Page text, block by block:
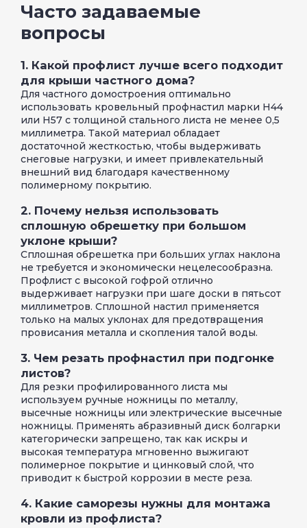
Часто задаваемые
вопросы
1. Какой профлист лучше всего подходит
для крыши частного дома?
Для частного домостроения оптимально
использовать кровельный профнастил марки Н44
или Н57 с толщиной стального листа не менее 0,5
миллиметра. Такой материал обладает
достаточной жесткостью, чтобы выдерживать
снеговые нагрузки, и имеет привлекательный
внешний вид благодаря качественному
полимерному покрытию.
2. Почему нельзя использовать
сплошную обрешетку при большом
уклоне крыши?
Сплошная обрешетка при больших углах наклона
не требуется и экономически нецелесообразна.
Профлист с высокой гофрой отлично
выдерживает нагрузки при шаге доски в пятьсот
миллиметров. Сплошной настил применяется
только на малых уклонах для предотвращения
провисания металла и скопления талой воды.
3. Чем резать профнастил при подгонке
листов?
Для резки профилированного листа мы
используем ручные ножницы по металлу,
высечные ножницы или электрические высечные
ножницы. Применять абразивный диск болгарки
категорически запрещено, так как искры и
высокая температура мгновенно выжигают
полимерное покрытие и цинковый слой, что
приводит к быстрой коррозии в месте реза.
4. Какие саморезы нужны для монтажа
кровли из профлиста?